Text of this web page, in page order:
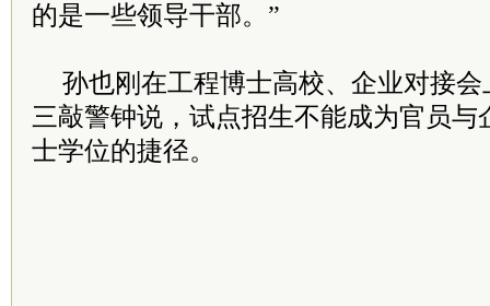
的是一些领导干部。”
孙也刚在工程博士高校、企业对接
三敲警钟说，试点招生不能成为官员与
士学位的捷径。